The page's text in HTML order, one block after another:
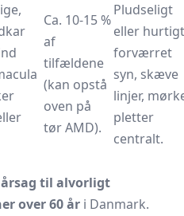
Ca. 10-15 %
af
tilfældene
(kan opstå
oven på
tør AMD).
Pludseligt
eller hurtigt
forværret
syn, skæve
linjer,
pletter
centralt.
til alvorligt
over 60 år i Danmark.